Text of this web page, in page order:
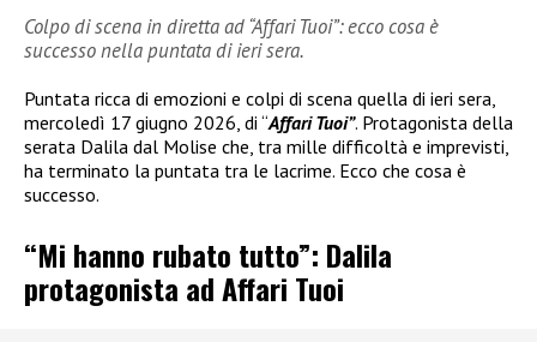
Colpo di scena in diretta ad “Affari Tuoi”: ecco cosa è
successo nella puntata di ieri sera.
Puntata ricca di emozioni e colpi di scena quella di ieri sera,
mercoledì 17 giugno 2026, di “Affari Tuoi”. Protagonista della
serata Dalila dal Molise che, tra mille difficoltà e imprevisti,
ha terminato la puntata tra le lacrime. Ecco che cosa è
successo.
“Mi hanno rubato tutto”: Dalila
protagonista ad Affari Tuoi